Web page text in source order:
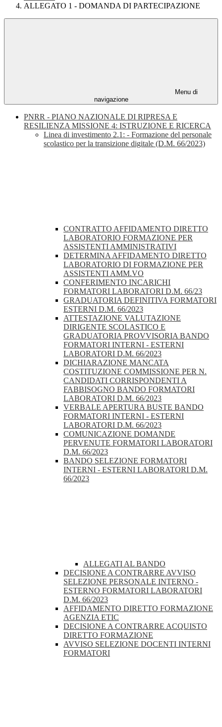
ALLEGATO 1 - DOMANDA DI PARTECIPAZIONE
Menu di
navigazione
PNRR - PIANO NAZIONALE DI RIPRESA E
RESILIENZA MISSIONE 4: ISTRUZIONE E RICERCA
Linea di investimento 2.1: - Formazione del personale
scolastico per la transizione digitale (D.M. 66/2023)
CONTRATTO AFFIDAMENTO DIRETTO
LABORATORIO FORMAZIONE PER
ASSISTENTI AMMINISTRATIVI
DETERMINA AFFIDAMENTO DIRETTO
LABORATORIO DI FORMAZIONE PER
ASSISTENTI AMM.VO
CONFERIMENTO INCARICHI
FORMATORI LABORATORI D.M. 66/23
GRADUATORIA DEFINITIVA FORMATORI
ESTERNI D.M. 66/2023
ATTESTAZIONE VALUTAZIONE
DIRIGENTE SCOLASTICO E
GRADUATORIA PROVVISORIA BANDO
FORMATORI INTERNI - ESTERNI
LABORATORI D.M. 66/2023
DICHIARAZIONE MANCATA
COSTITUZIONE COMMISSIONE PER N.
CANDIDATI CORRISPONDENTI A
FABBISOGNO BANDO FORMATORI
LABORATORI D.M. 66/2023
VERBALE APERTURA BUSTE BANDO
FORMATORI INTERNI - ESTERNI
LABORATORI D.M. 66/2023
COMUNICAZIONE DOMANDE
PERVENUTE FORMATORI LABORATORI
D.M. 66/2023
BANDO SELEZIONE FORMATORI
INTERNI - ESTERNI LABORATORI D.M.
66/2023
ALLEGATI AL BANDO
DECISIONE A CONTRARRE AVVISO
SELEZIONE PERSONALE INTERNO -
ESTERNO FORMATORI LABORATORI
D.M. 66/2023
AFFIDAMENTO DIRETTO FORMAZIONE
AGENZIA ETIC
DECISIONE A CONTRARRE ACQUISTO
DIRETTO FORMAZIONE
AVVISO SELEZIONE DOCENTI INTERNI
FORMATORI